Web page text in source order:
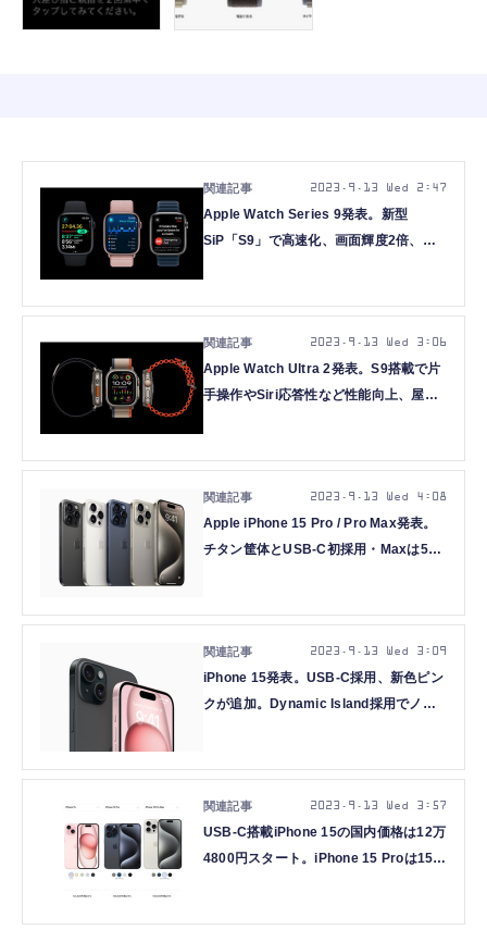
Apple Watch Series 9発表。新型
SiP「S9」で高速化、画面輝度2倍、新
2023.9.13 Wed 2:47
Apple Watch Ultra 2発表。S9搭載で片
手操作やSiri応答性など性能向上、屋外
2023.9.13 Wed 3:06
Apple iPhone 15 Pro / Pro Max発表。
チタン筐体とUSB-C初採用・Maxは5倍
2023.9.13 Wed 4:08
iPhone 15発表。USB-C採用、新色ピン
クが追加。Dynamic Island採用でノッ
2023.9.13 Wed 3:09
USB-C搭載iPhone 15の国内価格は12万
4800円スタート。iPhone 15 Proは15万
2023.9.13 Wed 3:57